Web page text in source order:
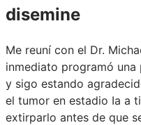
disemine
Me reuní con el Dr.
inmediato programó
y sigo estando
el tumor en estadio Ia a
extirparlo antes de que